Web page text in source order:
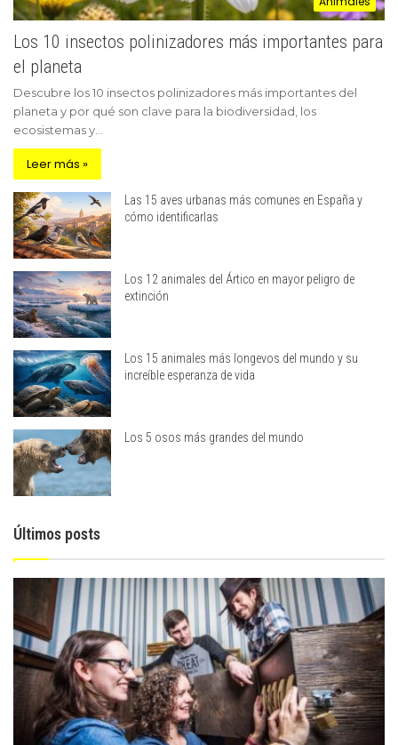
Los 10 insectos polinizadores más importantes para
el planeta
Descubre los 10 insectos polinizadores más importantes del
planeta y por qué son clave para la biodiversidad, los
ecosistemas y…
Leer más »
Las 15 aves urbanas más comunes en España y
cómo identificarlas
Los 12 animales del Ártico en mayor peligro de
extinción
Los 15 animales más longevos del mundo y su
increíble esperanza de vida
Los 5 osos más grandes del mundo
Últimos posts